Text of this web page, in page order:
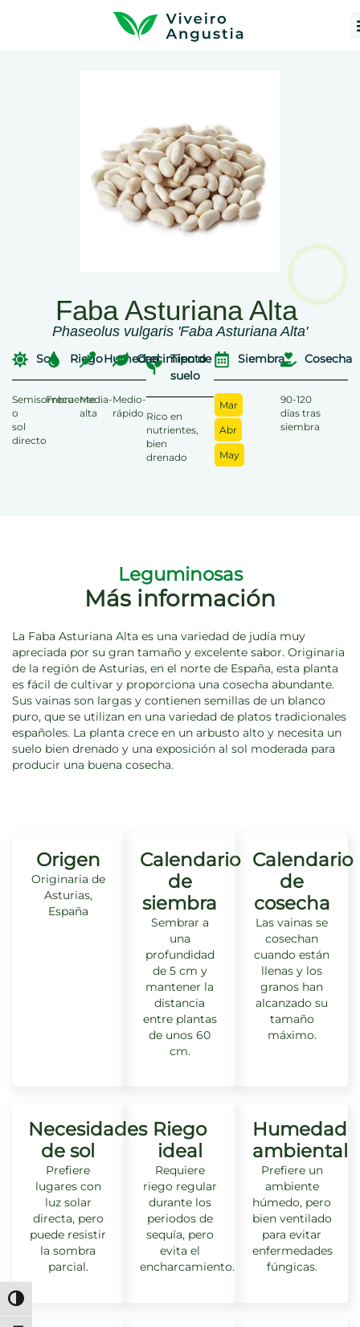
Alternar alto contraste
Faba Asturiana Alta
Phaseolus vulgaris 'Faba Asturiana Alta'
Sol
Semisombra
o
sol
directo
Riego
Frecuente
Humedad
Media-
alta
Crecimiento
Medio-
rápido
Tipo de
suelo
Rico en
nutrientes,
bien
drenado
Siembra
Mar
Abr
May
Cosecha
90-120
días tras
siembra
Leguminosas
Más información
La Faba Asturiana Alta es una variedad de judía muy
apreciada por su gran tamaño y excelente sabor. Originaria
de la región de Asturias, en el norte de España, esta planta
es fácil de cultivar y proporciona una cosecha abundante.
Sus vainas son largas y contienen semillas de un blanco
puro, que se utilizan en una variedad de platos tradicionales
españoles. La planta crece en un arbusto alto y necesita un
suelo bien drenado y una exposición al sol moderada para
producir una buena cosecha.
Origen
Originaria de
Asturias,
España
Calendario
de
siembra
Sembrar a
una
profundidad
de 5 cm y
mantener la
distancia
entre plantas
de unos 60
cm.
Calendario
de
cosecha
Las vainas se
cosechan
cuando están
llenas y los
granos han
alcanzado su
tamaño
máximo.
Necesidades
de sol
Prefiere
lugares con
luz solar
directa, pero
puede resistir
la sombra
parcial.
Riego
ideal
Requiere
riego regular
durante los
periodos de
sequía, pero
evita el
encharcamiento.
Humedad
ambiental
Prefiere un
ambiente
húmedo, pero
bien ventilado
para evitar
enfermedades
fúngicas.